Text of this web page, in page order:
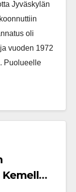
Jyväskylän
oli
vuoden 1972
Puolueelle
Kemell